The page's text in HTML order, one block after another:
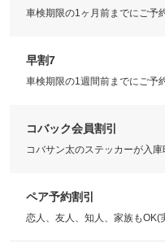
車検期限の1ヶ月前までにご予
早割7
車検期限の1週間前までにご予
コバック会員割引
コバサン太のステッカーが入
ペア予約割引
恋人、友人、知人、家族もOK(